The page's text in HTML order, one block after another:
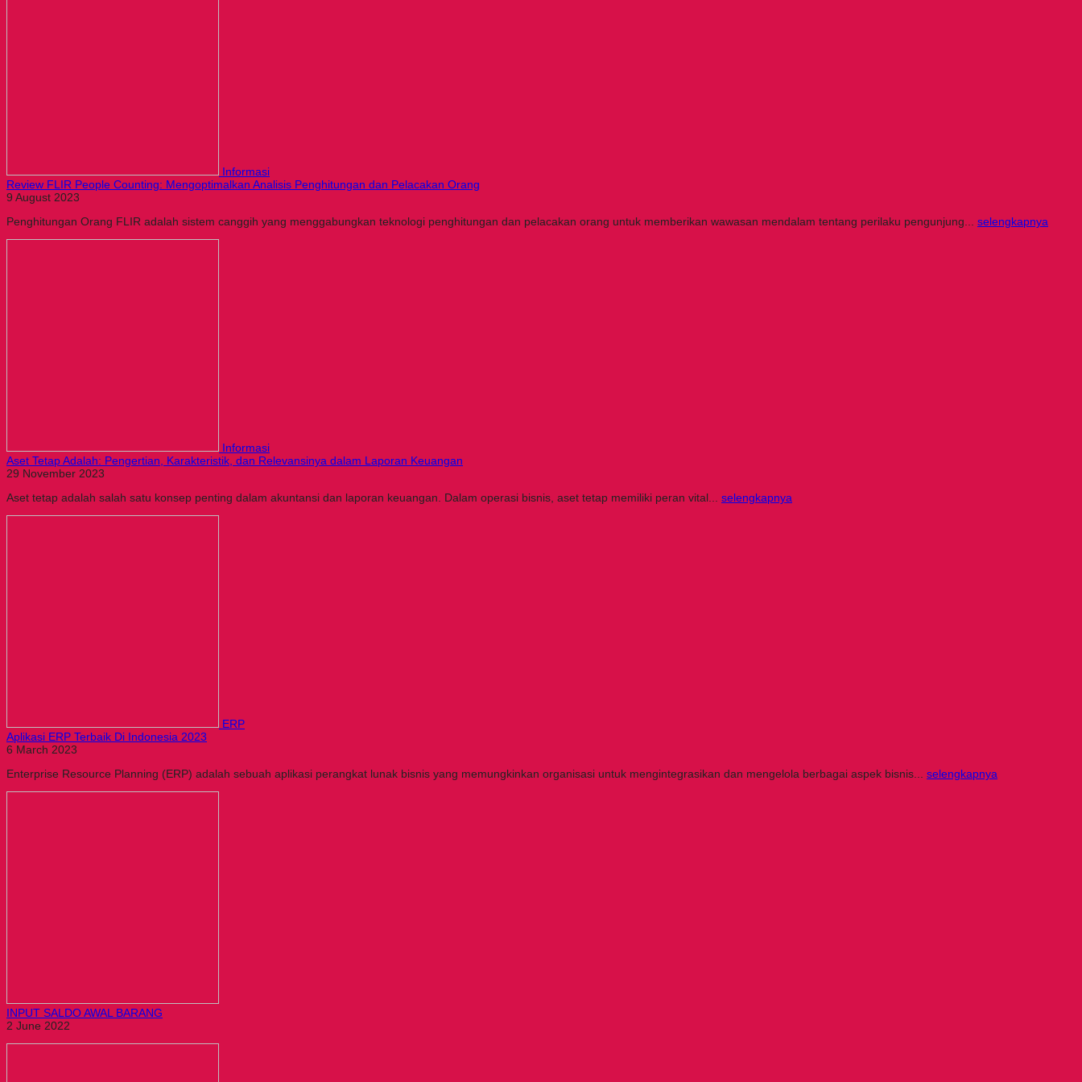
Informasi
Review FLIR People Counting: Mengoptimalkan Analisis Penghitungan dan Pelacakan Orang
9 August 2023
Penghitungan Orang FLIR adalah sistem canggih yang menggabungkan teknologi penghitungan dan pelacakan orang untuk memberikan wawasan mendalam tentang perilaku pengunjung... selengkapnya
Informasi
Aset Tetap Adalah: Pengertian, Karakteristik, dan Relevansinya dalam Laporan Keuangan
29 November 2023
Aset tetap adalah salah satu konsep penting dalam akuntansi dan laporan keuangan. Dalam operasi bisnis, aset tetap memiliki peran vital... selengkapnya
ERP
Aplikasi ERP Terbaik Di Indonesia 2023
6 March 2023
Enterprise Resource Planning (ERP) adalah sebuah aplikasi perangkat lunak bisnis yang memungkinkan organisasi untuk mengintegrasikan dan mengelola berbagai aspek bisnis... selengkapnya
INPUT SALDO AWAL BARANG
2 June 2022